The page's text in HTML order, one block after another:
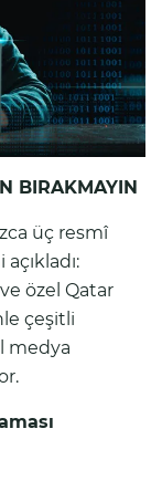
BIRAKMAYIN
üç resmî
özel Qatar
çeşitli
medya